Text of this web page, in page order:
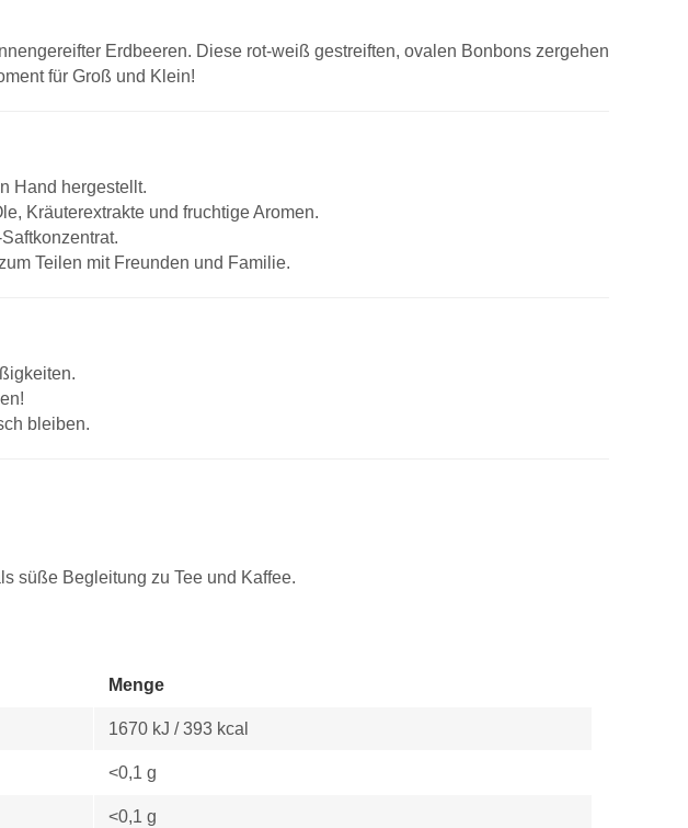
Erdbeeren. Diese rot-weiß gestreiften, ovalen Bonbons zergehen
für Groß und Klein!
Hand hergestellt.
Kräuterextrakte und fruchtige Aromen.
Teilen mit Freunden und Familie.
bleiben.
süße Begleitung zu Tee und Kaffee.
Menge
1670 kJ / 393 kcal
<0,1 g
<0,1 g